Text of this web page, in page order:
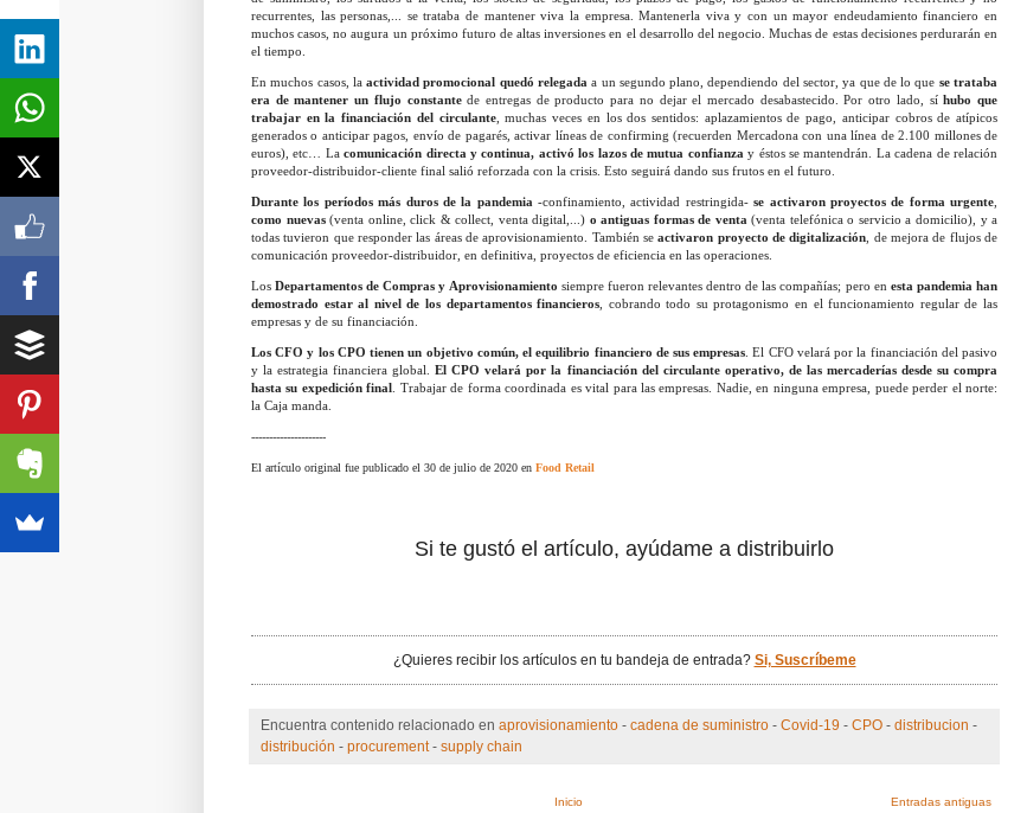
recurrentes, las personas,... se trataba de mantener viva la empresa. Mantenerla viva y con un mayor endeudamiento financiero en
muchos casos, no augura un próximo futuro de altas inversiones en el desarrollo del negocio. Muchas de estas decisiones perdurarán en
el tiempo.
En muchos casos, laactividad promocional quedó relegada a un segundo plano, dependiendo del sector, ya que de lo que se trataba
era de mantener un flujo constantede entregas de producto para no dejar el mercado desabastecido. Por otro lado, síhubo que
trabajar en la financiación del circulante, muchas veces en los dos sentidos: aplazamientos de pago, anticipar cobros de atípicos
generados o anticipar pagos, envío de pagarés, activar líneas de confirming (recuerden Mercadona con una línea de 2.100 millones de
euros), etc… Lacomunicación directa y continua, activó los lazos de mutua confianza y éstos se mantendrán. La cadena de relación
proveedor-distribuidor-cliente final salió reforzada con la crisis. Esto seguirá dando sus frutos en el futuro.
Durante los períodos más duros de la pandemia -confinamiento, actividad restringida-se activaron proyectos de forma urgente
como nuevas(venta online, click & collect, venta digital,...) o antiguas formas de venta (venta telefónica o servicio a domicilio), y a
todas tuvieron que responder las áreas de aprovisionamiento. También seactivaron proyecto de digitalización , de mejora de flujos de
comunicación proveedor-distribuidor, en definitiva, proyectos de eficiencia en las operaciones.
LosDepartamentos de Compras y Aprovisionamiento siempre fueron relevantes dentro de las compañías; pero en esta pandemia han
demostrado estar al nivel de los departamentos financieros , cobrando todo su protagonismo en el funcionamiento regular de las
empresas y de su financiación.
Los CFO y los CPO tienen un objetivo común, el equilibrio financiero de sus empresas . El CFO velará por la financiación del pasivo
y la estrategia financiera global.El CPO velará por la financiación del circulante operativo, de las mercaderías desde su compra
hasta su expedición final
. Trabajar de forma coordinada es vital para las empresas. Nadie, en ninguna empresa, puede perder el norte:
la Caja manda.
---------------------
El artículo original fue publicado el 30 de julio de 2020 en Food Retail
Si te gustó el artículo, ayúdame a distribuirlo
¿Quieres recibir los artículos en tu bandeja de entrada? Si, Suscríbeme
Encuentra contenido relacionado en aprovisionamiento - cadena de suministro - Covid-19 - CPO - distribucion -
distribución - procurement- supply chain
Entradas antiguas
Inicio